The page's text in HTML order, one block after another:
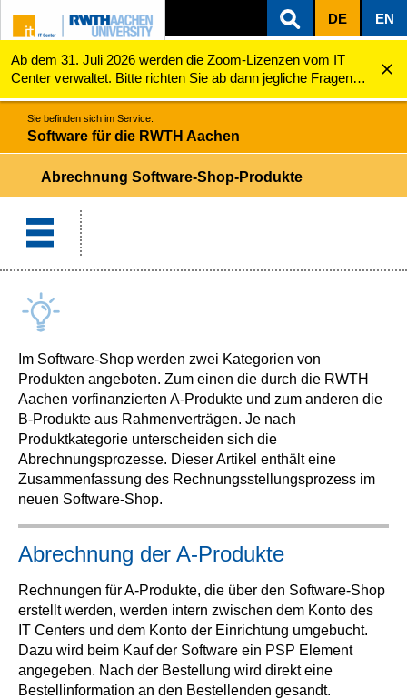
ZUM INHALTSBEREICH
ZUR HAUPTNAVIGATION
ZUR SUCHE
DE EN
Ab dem 31. Juli 2026 werden die Zoom-Lizenzen vom IT
Center verwaltet. Bitte richten Sie ab dann jegliche Fragen
zu den Zoom-Lizenzen (z.B. Probleme mit dem Login) an
servicedesk@itc.rwth-aachen.de.
Software für die RWTH Aachen
Sie befinden sich im Service:
Software für die RWTH Aachen
Abrechnung Software-Shop-Produkte
Im Software-Shop werden zwei Kategorien von
Produkten angeboten. Zum einen die durch die RWTH
Aachen vorfinanzierten A-Produkte und zum anderen die
B-Produkte aus Rahmenverträgen. Je nach
Produktkategorie unterscheiden sich die
Abrechnungsprozesse. Dieser Artikel enthält eine
Zusammenfassung des Rechnungsstellungsprozess im
neuen Software-Shop.
Abrechnung der A-Produkte
Rechnungen für A-Produkte, die über den Software-Shop
erstellt werden, werden intern zwischen dem Konto des
IT Centers und dem Konto der Einrichtung umgebucht.
Dazu wird beim Kauf der Software ein PSP Element
angegeben. Nach der Bestellung wird direkt eine
Bestellinformation an den Bestellenden gesandt.